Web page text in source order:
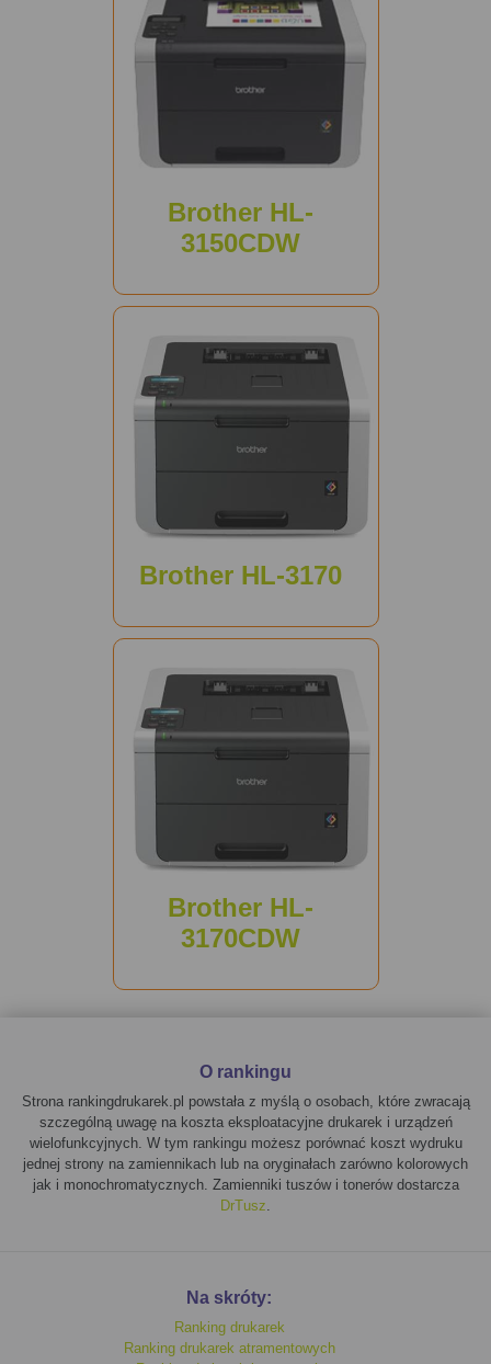
Brother HL-
3150CDW
Brother HL-3170
Brother HL-
3170CDW
O rankingu
Strona rankingdrukarek.pl powstała z myślą o osobach, które zwracają
szczególną uwagę na koszta eksploatacyjne drukarek i urządzeń
wielofunkcyjnych. W tym rankingu możesz porównać koszt wydruku
jednej strony na zamiennikach lub na oryginałach zarówno kolorowych
jak i monochromatycznych. Zamienniki tuszów i tonerów dostarcza
DrTusz.
Na skróty:
Ranking drukarek
Ranking drukarek atramentowych